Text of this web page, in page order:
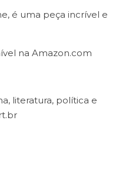
é uma peça incrível e
na Amazon.com
literatura, política e